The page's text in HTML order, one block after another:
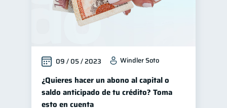
09 / 05 / 2023 Windler Soto
¿Quieres hacer un abono al capital o
saldo anticipado de tu crédito? Toma
esto en cuenta